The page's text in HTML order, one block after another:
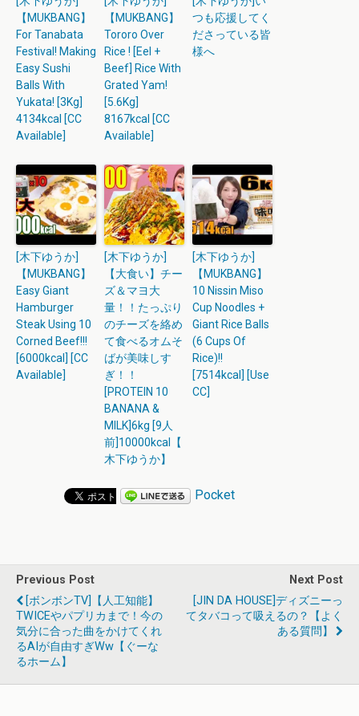
【MUKBANG】
For Tanabata
Festival! Making
Easy Sushi
Balls With
Yukata! [3Kg]
4134kcal [CC
Available]
【MUKBANG】
Tororo Over
Rice ! [Eel +
Beef] Rice With
Grated Yam!
[5.6Kg]
8167kcal [CC
Available]
つも応援してく
ださっている皆
様へ
[木下ゆうか]
【MUKBANG】
Easy Giant
Hamburger
Steak Using 10
Corned Beef!!!
[6000kcal] [CC
Available]
[木下ゆうか]
【大食い】チー
ズ＆マヨ大
量！！たっぷり
のチーズを絡め
て食べるオムそ
ばが美味しす
ぎ！！
[PROTEIN 10
BANANA &
MILK]6kg [9人
前]10000kcal【
木下ゆうか】
[木下ゆうか]
【MUKBANG】
10 Nissin Miso
Cup Noodles +
Giant Rice Balls
(6 Cups Of
Rice)!!
[7514kcal] [Use
CC]
Pocket
Previous Post
[ボンボンTV]【人工知能】
TWICEやパプリカまで！今の
気分に合った曲をかけてくれ
るAIが自由すぎww【ぐーな
るホーム】
Next Post
[JIN DA HOUSE]ディズニーっ
てタバコって吸えるの？【よく
ある質問】